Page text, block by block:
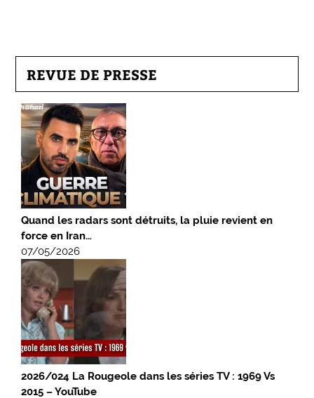
REVUE DE PRESSE
Quand les radars sont détruits, la pluie revient en
force en Iran…
07/05/2026
2026/024 La Rougeole dans les séries TV : 1969 Vs
2015 – YouTube